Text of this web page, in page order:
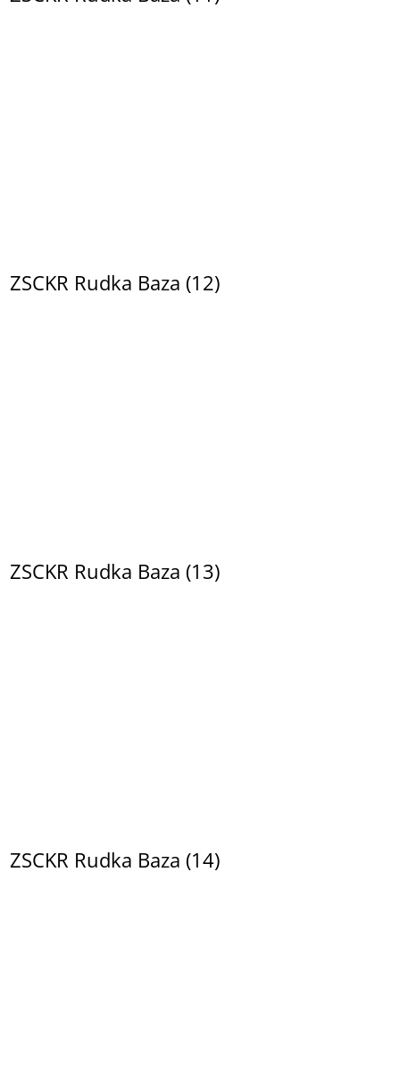
ZSCKR Rudka Baza (12)
ZSCKR Rudka Baza (13)
ZSCKR Rudka Baza (14)